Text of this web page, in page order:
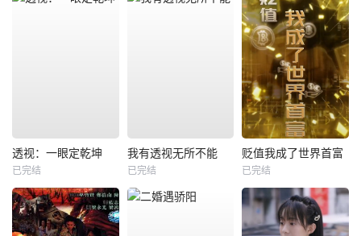
透视：一眼定乾坤
已完结
我有透视无所不能
已完结
贬值我成了世界首富
已完结